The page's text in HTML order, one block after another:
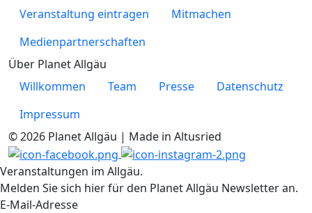
Veranstaltung eintragen
Mitmachen
Medienpartnerschaften
Über Planet Allgäu
Willkommen
Team Presse
Datenschutz
Impressum
© 2026 Planet Allgäu | Made in Altusried
Veranstaltungen im Allgäu.
Melden Sie sich hier für den Planet Allgäu Newsletter an.
E-Mail-Adresse